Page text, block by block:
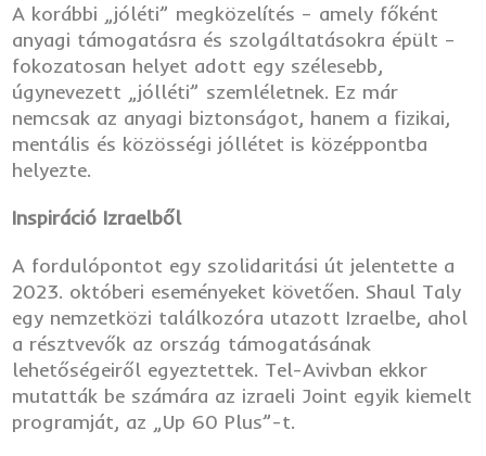
A korábbi „jóléti” megközelítés – amely főként
anyagi támogatásra és szolgáltatásokra épült –
fokozatosan helyet adott egy szélesebb,
úgynevezett „jólléti” szemléletnek. Ez már
nemcsak az anyagi biztonságot, hanem a fizikai,
mentális és közösségi jóllétet is középpontba
helyezte.
Inspiráció Izraelből
A fordulópontot egy szolidaritási út jelentette a
2023. októberi eseményeket követően. Shaul Taly
egy nemzetközi találkozóra utazott Izraelbe, ahol
a résztvevők az ország támogatásának
lehetőségeiről egyeztettek. Tel-Avivban ekkor
mutatták be számára az izraeli Joint egyik kiemelt
programját, az „Up 60 Plus”-t.